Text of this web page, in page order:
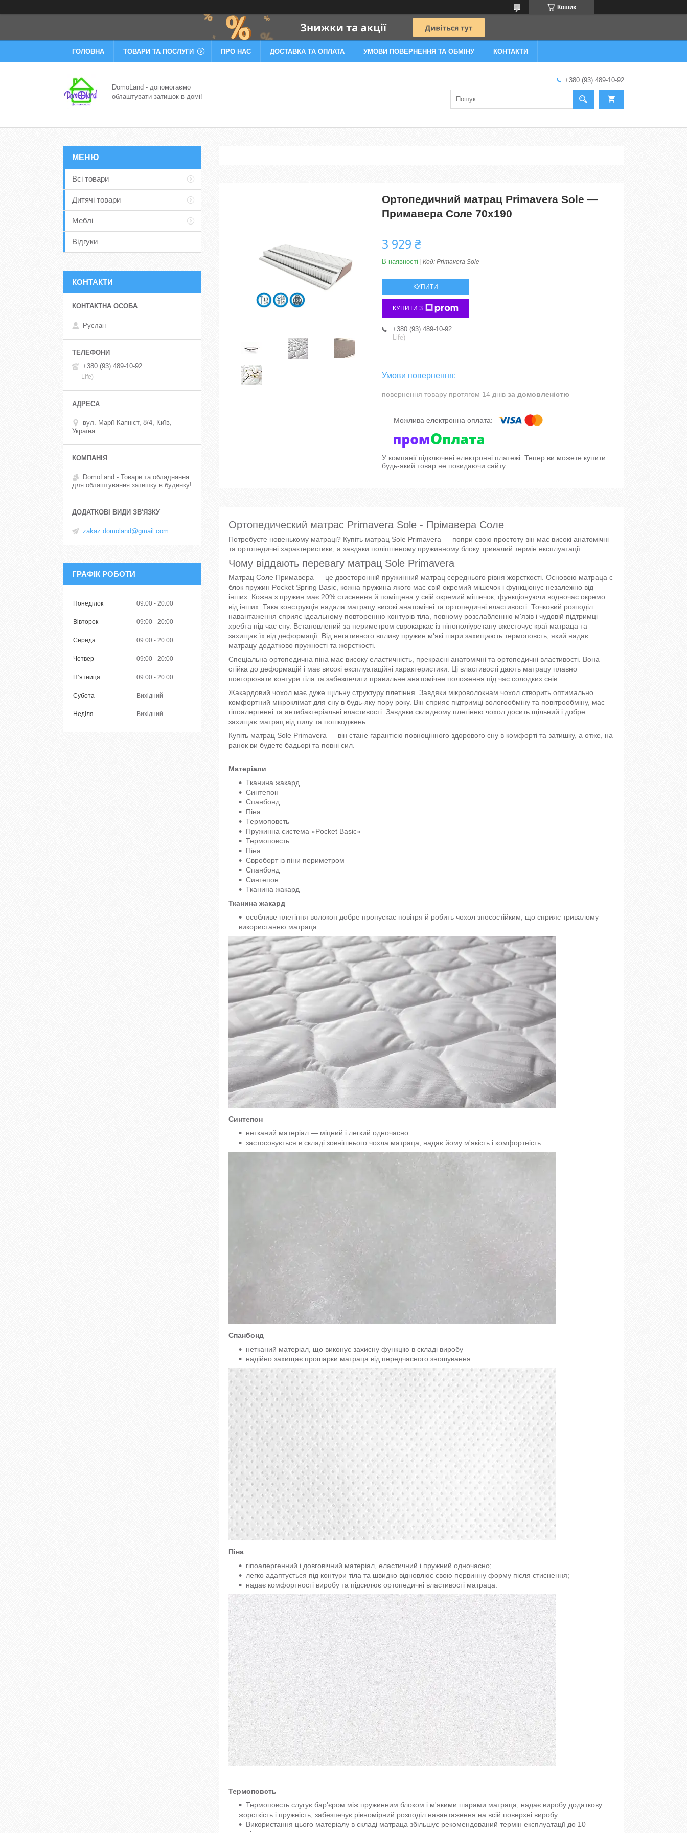
Кошик
ГОЛОВНА ТОВАРИ ТА ПОСЛУГИ ПРО НАС ДОСТАВКА ТА ОПЛАТА УМОВИ ПОВЕРНЕННЯ ТА ОБМІНУ КОНТАКТИ
DomoLand - допомогаємо
облаштувати затишок в домі!
+380 (93) 489-10-92
Ортопедичний матрац Primavera Sole —
Примавера Соле 70x190
3 929 ₴
В наявності Код: Primavera Sole
КУПИТИ
КУПИТИ З
+380 (93) 489-10-92
Life)
повернення товару протягом 14 днів за домовленістю
У компанії підключені електронні платежі. Тепер ви можете купити
будь-який товар не покидаючи сайту.
Ортопедический матрас Primavera Sole - Прімавера Соле
Потребуєте новенькому матраці? Купіть матрац Sole Primavera — попри свою простоту він має високі анатомічні
та ортопедичні характеристики, а завдяки поліпшеному пружинному блоку тривалий термін експлуатації.
Чому віддають перевагу матрац Sole Primavera
Матрац Соле Примавера — це двосторонній пружинний матрац середнього рівня жорсткості. Основою матраца є
блок пружин Pocket Spring Basic, кожна пружина якого має свій окремий мішечок і функціонує незалежно від
інших. Кожна з пружин має 20% стиснення й поміщена у свій окремий мішечок, функціонуючи водночас окремо
від інших. Така конструкція надала матрацу високі анатомічні та ортопедичні властивості. Точковий розподіл
навантаження сприяє ідеальному повторенню контурів тіла, повному розслабленню м'язів і чудовій підтримці
хребта під час сну. Встановлений за периметром єврокаркас із пінополіуретану вжесточує краї матраца та
захищає їх від деформації. Від негативного впливу пружин м'які шари захищають термоповсть, який надає
матрацу додатково пружності та жорсткості.
Спеціальна ортопедична піна має високу еластичність, прекрасні анатомічні та ортопедичні властивості. Вона
стійка до деформацій і має високі експлуатаційні характеристики. Ці властивості дають матрацу плавно
повторювати контури тіла та забезпечити правильне анатомічне положення під час солодких снів.
Жакардовий чохол має дуже щільну структуру плетіння. Завдяки мікроволокнам чохол створить оптимально
комфортний мікроклімат для сну в будь-яку пору року. Він сприяє підтримці вологообміну та повітрообміну, має
гіпоалергенні та антибактеріальні властивості. Завдяки складному плетінню чохол досить щільний і добре
захищає матрац від пилу та пошкоджень.
Купіть матрац Sole Primavera — він стане гарантією повноцінного здорового сну в комфорті та затишку, а отже, на
ранок ви будете бадьорі та повні сил.
Матеріали
Тканина жакард
Синтепон
Спанбонд
Піна
Термоповсть
Пружинна система «Pocket Basic»
Термоповсть
Піна
Євроборт із піни периметром
Спанбонд
Синтепон
Тканина жакард
Тканина жакард
особливе плетіння волокон добре пропускає повітря й робить чохол зносостійким, що сприяє тривалому
використанню матраца.
Синтепон
нетканий матеріал — міцний і легкий одночасно
застосовується в складі зовнішнього чохла матраца, надає йому м'якість і комфортність.
Спанбонд
нетканий матеріал, що виконує захисну функцію в складі виробу
надійно захищає прошарки матраца від передчасного зношування.
Піна
гіпоалергенний і довговічний матеріал, еластичний і пружний одночасно;
легко адаптується під контури тіла та швидко відновлює свою первинну форму після стиснення;
надає комфортності виробу та підсилює ортопедичні властивості матраца.
Термоповсть
Термоповсть слугує бар'єром між пружинним блоком і м'якими шарами матраца, надає виробу додаткову
жорсткість і пружність, забезпечує рівномірний розподіл навантаження на всій поверхні виробу.
Використання цього матеріалу в складі матраца збільшує рекомендований термін експлуатації до 10
Всі товари
Дитячі товари
Меблі
Відгуки
КОНТАКТИ
Руслан
+380 (93) 489-10-92
Life)
вул. Марії Капніст, 8/4, Київ,
Україна
DomoLand - Товари та обладнання
для облаштування затишку в будинку!
zakaz.domoland@gmail.com
ГРАФІК РОБОТИ
Понеділок 09:00 20:00
Вівторок 09:00 20:00
Середа 09:00 20:00
Четвер 09:00 20:00
Пʼятниця 09:00 20:00
Субота Вихідний
Неділя Вихідний